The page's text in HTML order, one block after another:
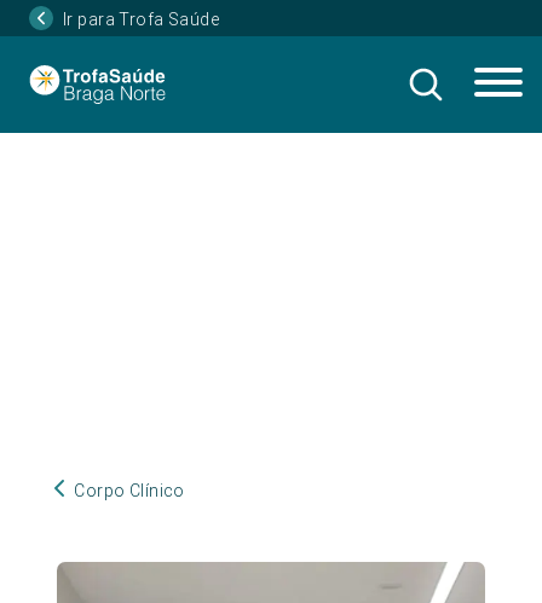
Ir para Trofa Saúde
Corpo Clínico